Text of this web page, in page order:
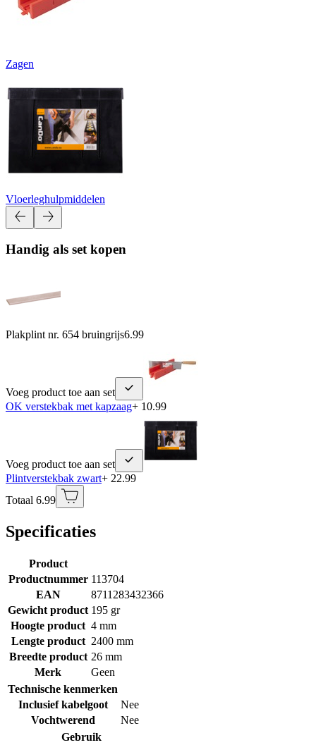
Zagen
Vloerleghulpmiddelen
Handig als set kopen
Plakplint nr. 654 bruingrijs6.99
Voeg product toe aan set
OK verstekbak met kapzaag+ 10.99
Voeg product toe aan set
Plintverstekbak zwart+ 22.99
Totaal 6.99
Specificaties
Product
Productnummer 113704
EAN
8711283432366
Gewicht product 195 gr
Hoogte product 4 mm
Lengte product 2400 mm
Breedte product 26 mm
Merk
Geen
Technische kenmerken
Inclusief kabelgoot
Nee
Vochtwerend
Nee
Gebruik